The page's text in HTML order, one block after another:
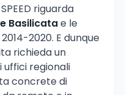
riguarda
Basilicatae le
2020. E dunque
richieda un
regionali
concrete di